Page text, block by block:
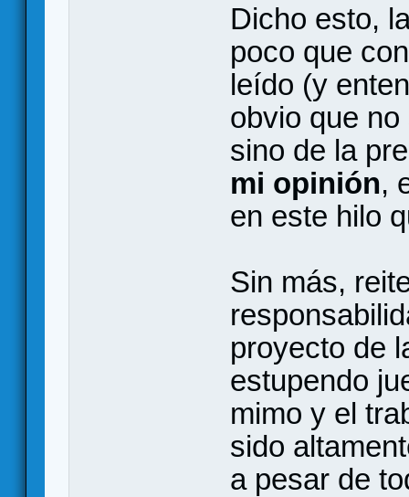
Dicho esto,
poco que
leído (y
obvio que
sino de la
mi opinión,
en este hilo
Sin más,
proyecto de
estupendo
mimo y el
sido
a pesar de